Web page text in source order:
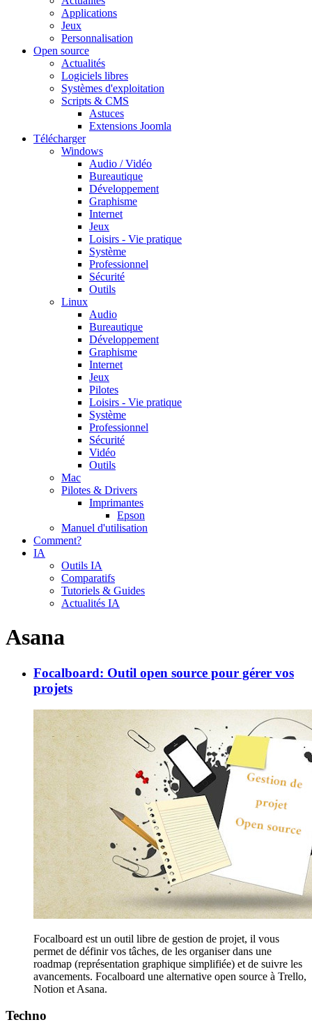
Applications
Jeux
Personnalisation
Open source
Actualités
Logiciels libres
Systèmes d'exploitation
Scripts & CMS
Astuces
Extensions Joomla
Télécharger
Windows
Audio / Vidéo
Bureautique
Développement
Graphisme
Internet
Jeux
Loisirs - Vie pratique
Système
Professionnel
Sécurité
Outils
Linux
Audio
Bureautique
Développement
Graphisme
Internet
Jeux
Pilotes
Loisirs - Vie pratique
Système
Professionnel
Sécurité
Vidéo
Outils
Mac
Pilotes & Drivers
Imprimantes
Epson
Manuel d'utilisation
Comment?
IA
Outils IA
Comparatifs
Tutoriels & Guides
Actualités IA
Asana
Focalboard: Outil open source pour gérer vos
projets
Focalboard est un outil libre de gestion de projet, il vous
permet de définir vos tâches, de les organiser dans une
roadmap (représentation graphique simplifiée) et de suivre les
avancements. Focalboard une alternative open source à Trello,
Notion et Asana.
Techno